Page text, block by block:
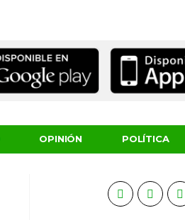
OPINIÓN POLÍTICA